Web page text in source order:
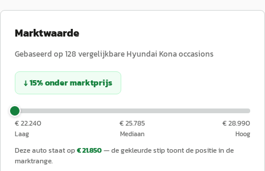
Marktwaarde
Gebaseerd op 128 vergelijkbareHyundai Konaoccasions
↓15%ondermarktprijs
€ 22.240
Laag
€ 25.785
Mediaan
€ 28.990
Hoog
Deze auto staat op€ 21.850— de gekleurde stip toont de positie in de
marktrange.